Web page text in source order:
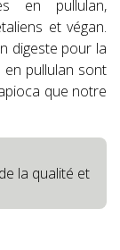
en pullulan,
et végan.
digeste pour la
en pullulan sont
que notre
la qualité et